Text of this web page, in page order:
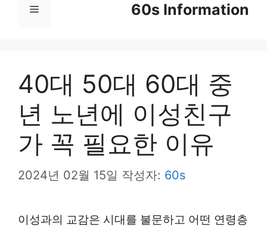
60s Information
메
40대 50대 60대 중
년 노년에 이성친구
가 꼭 필요한 이유
2024년 02월 15일 작성자: 60s
이성과의 교감은 시대를 불문하고 어떤 연령층